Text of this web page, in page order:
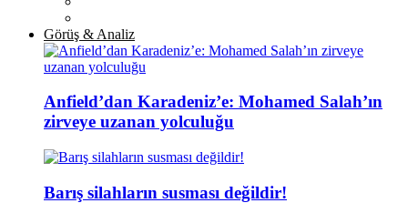
Görüş & Analiz
Anfield’dan Karadeniz’e: Mohamed Salah’ın
zirveye uzanan yolculuğu
Barış silahların susması değildir!